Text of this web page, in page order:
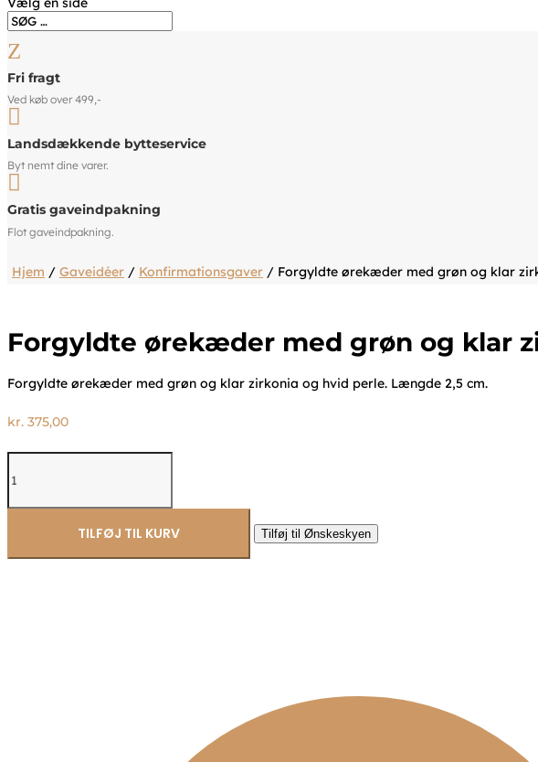
Z
Fri fragt
Ved køb over 499,-

Landsdækkende bytteservice
Byt nemt dine varer.

Gratis gaveindpakning
Flot gaveindpakning.
Hjem / Gaveidéer / Konfirmationsgaver / Forgyldte ørekæder med grøn og klar
Forgyldte ørekæder med grøn og klar
Forgyldte ørekæder med grøn og klar zirkonia og hvid perle. Længde 2,5 cm.
kr. 375,00
Forgyldte
ørekæder
grøn
zirkonia
TILFØJ TIL KURV Tilføj til Ønskeskyen